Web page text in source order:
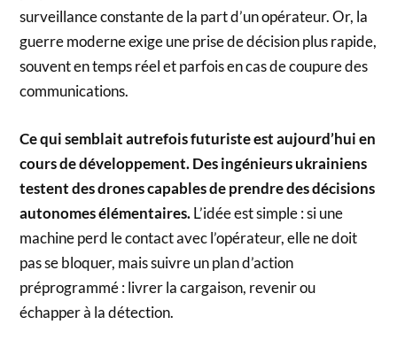
surveillance constante de la part d’un opérateur. Or, la
guerre moderne exige une prise de décision plus rapide,
souvent en temps réel et parfois en cas de coupure des
communications.
Ce qui semblait autrefois futuriste est aujourd’hui en
cours de développement. Des ingénieurs ukrainiens
testent des drones capables de prendre des décisions
autonomes élémentaires.L’idée est simple : si une
machine perd le contact avec l’opérateur, elle ne doit
pas se bloquer, mais suivre un plan d’action
préprogrammé : livrer la cargaison, revenir ou
échapper à la détection.